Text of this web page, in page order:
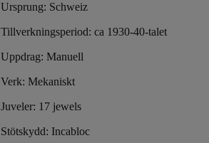
Ursprung: Schweiz
Tillverkningsperiod: ca 1930-40-talet
Uppdrag: Manuell
Verk: Mekaniskt
Juveler: 17 jewels
Stötskydd: Incabloc